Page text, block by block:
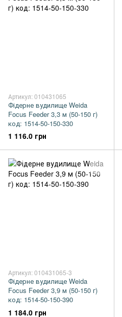
Артикул: 010431065
Фідерне вудилище Weida
Focus Feeder 3,3 м (50-150 г)
код: 1514-50-150-330
1 116.0 грн
Артикул: 010431065-3
Фідерне вудилище Weida
Focus Feeder 3,9 м (50-150 г)
код: 1514-50-150-390
1 184.0 грн